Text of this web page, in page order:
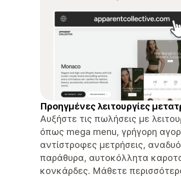
Προηγμένες λειτουργίες
Αυξήστε τις πωλήσεις με
όπως mega menu, γρήγορη
αντίστροφες μετρήσεις,
παράθυρα, αυτοκόλλητα
κονκάρδες. Μάθετε